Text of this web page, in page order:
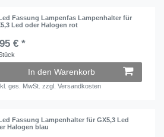
Fassung Lampenfas Lampenhalter für
Led oder Halogen rot
€ *
In den Warenkorb
ges. MwSt. zzgl.Versandkosten
Fassung Lampenhalter für GX5,3 Led
Halogen blau